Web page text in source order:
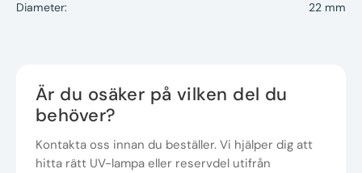
Diameter: 22 mm
Är du osäker på vilken del du
behöver?
Kontakta oss innan du beställer. Vi hjälper dig att
hitta rätt UV-lampa eller reservdel utifrån